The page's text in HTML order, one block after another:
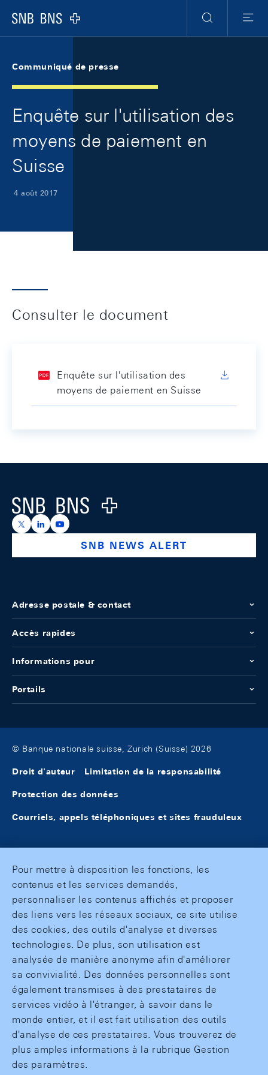
Logo
RechercheMenu
Communiqué de presse
Enquête sur l'utilisation des
moyens de paiement en
Suisse
4 août 2017
Consulter le document
Enquête sur l'utilisation des
moyens de paiement en Suisse
Logo
https://x.com/snb_bns
https://ch.linkedin.com/company/swiss-national-
https://www.youtube.com/@swissnationalbank
SNB NEWS ALERT
Adresse postale & contact
Accès rapides
Informations pour
Portails
© Banque nationale suisse, Zurich (Suisse) 2026
Droit d'auteur Limitation de la responsabilité
Protection des données
Courriels, appels téléphoniques et sites frauduleux
Pour mettre à disposition les fonctions, les
contenus et les services demandés,
personnaliser les contenus affichés et proposer
des liens vers les réseaux sociaux, ce site utilise
des cookies, des outils d'analyse et diverses
technologies. De plus, son utilisation est
analysée de manière anonyme afin d'améliorer
sa convivialité. Des données personnelles sont
également transmises à des prestataires de
services vidéo à l'étranger, à savoir dans le
monde entier, et il est fait utilisation des outils
d'analyse de ces prestataires. Vous trouverez de
plus amples informations à la rubrique Gestion
des paramètres.